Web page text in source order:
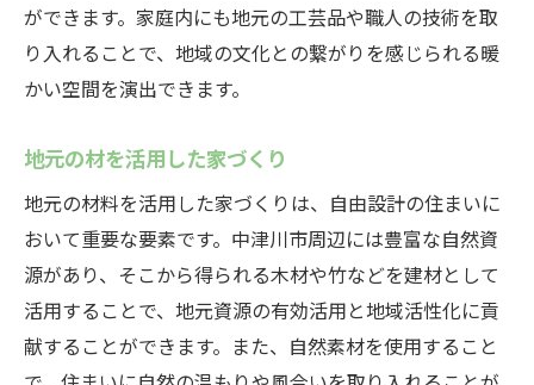
ができます。家庭内にも地元の工芸品や職人の技術を取
り入れることで、地域の文化との繋がりを感じられる暖
かい空間を演出できます。
地元の材を活用した家づくり
地元の材料を活用した家づくりは、自由設計の住まいに
おいて重要な要素です。中津川市周辺には豊富な自然資
源があり、そこから得られる木材や竹などを建材として
活用することで、地元資源の有効活用と地域活性化に貢
献することができます。また、自然素材を使用すること